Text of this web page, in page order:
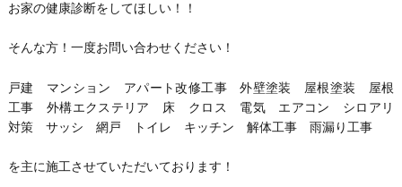
お家の健康診断をしてほしい！！
そんな方！一度お問い合わせください！
戸建 マンション アパート改修工事 外壁塗装 屋根塗装 屋根
工事 外構エクステリア 床 クロス 電気 エアコン シロアリ
対策 サッシ 網戸 トイレ キッチン 解体工事 雨漏り工事
を主に施工させていただいております！